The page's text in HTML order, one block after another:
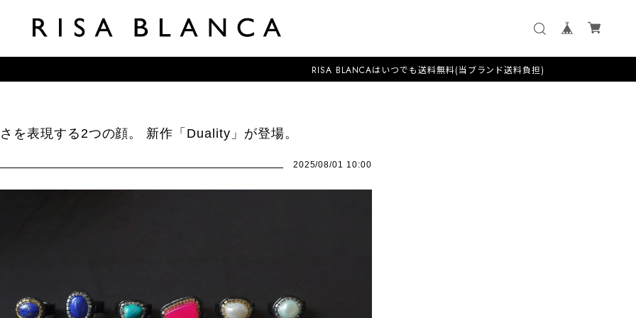
RISA BLANCAはいつでも送料無料(当ブランド送料負担)
を表現する2つの顔。 新作「Duality」が登場。
2025/08/01 10:00